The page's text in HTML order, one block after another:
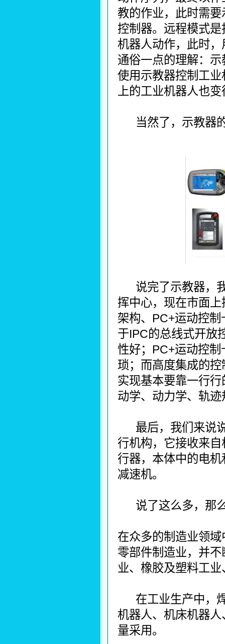
教的作业，此时需
控制器。远程模式
机器人动作，此时
通俗一点的理解：
使用示教器控制工
上的工业机器人也
当然了，示教器
说完了示教器，
挥中心，现在市面
架构、PC+运动控
于IPC的总线式开放
性好；PC+运动控
琐；而高度集成的
实现基本要靠一行
动学、动力学、轨
最后，我们来说
行机构，它接收来
行器，本体中的电
减速机。
说了这么多，那
在众多的制造业领
零部件制造业，并
业、橡胶及塑料工
在工业生产中，
机器人、机床机器
量采用。